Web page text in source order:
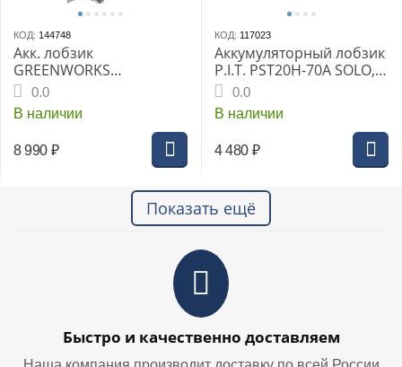
КОД: 144748
Акк. лобзик
GREENWORKS
GD24JS120, б/щет, 120
мм, 0-3500 об/мин, 4-ст.
маятник, LED, 1х2 Ач, ЗУ,
0.0
В наличии
8 990 ₽
КОД: 117023
Аккумуляторный лобзик
P.I.T. PST20H-70A SOLO,
коробка
0.0
В наличии
4 480 ₽
Показать ещё
Быстро и качественно доставляем